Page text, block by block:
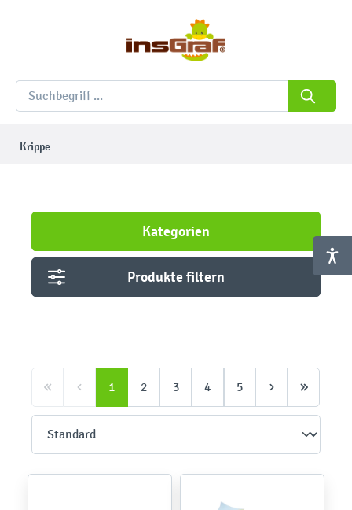
Krippe
Kategorien
Produkte filtern
1 2 3 4 5